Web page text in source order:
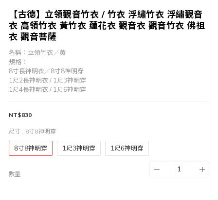
【古德】立領觀音竹衣 / 竹衣 浮繡竹衣 浮繡觀音
衣 高領竹衣 黃竹衣 蓮花衣 觀音衣 觀音竹衣 佛祖
衣 觀音菩薩
名稱：立領竹衣／黃
規格：
8寸長神明衣／8寸8神明穿
1尺2長神明衣 / 1尺3神明穿
1尺4長神明衣 / 1尺6神明穿
NT$830
尺寸 : 8寸8神明穿
8寸8神明穿 1尺3神明穿 1尺6神明穿
數量